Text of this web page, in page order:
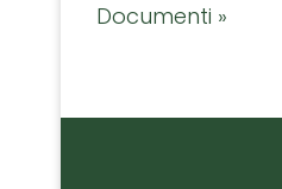
Documenti »